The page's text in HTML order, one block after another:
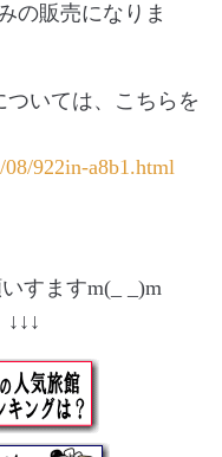
売になりま
いては、こちらを
922in-a8b1.html
いすますm(_ _)m